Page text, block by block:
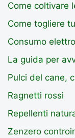
Come coltivare
Come togliere
Consumo
La guida per
Pulci del cane,
Ragnetti rossi
Repellenti
Zenzero